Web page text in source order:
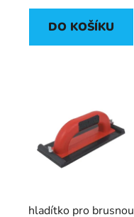
DO KOŠÍKU
hladítko pro brusnou